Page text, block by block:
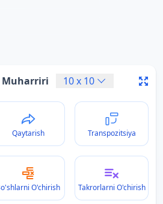
Muharriri 10x 10
Qaytarish Transpozitsiya
O'chirish Takrorlarni O'chirish